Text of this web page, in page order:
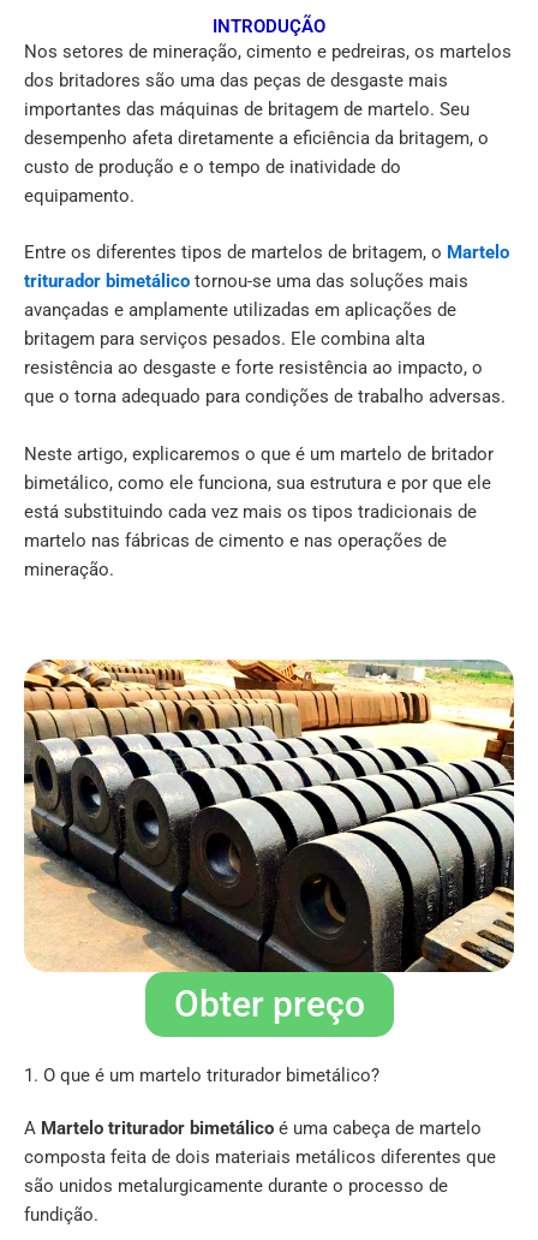
INTRODUÇÃO
Nos setores de mineração, cimento e pedreiras, os martelos
dos britadores são uma das peças de desgaste mais
importantes das máquinas de britagem de martelo. Seu
desempenho afeta diretamente a eficiência da britagem, o
custo de produção e o tempo de inatividade do
equipamento.
Entre os diferentes tipos de martelos de britagem, o Martelo
triturador bimetálico tornou-se uma das soluções mais
avançadas e amplamente utilizadas em aplicações de
britagem para serviços pesados. Ele combina alta
resistência ao desgaste e forte resistência ao impacto, o
que o torna adequado para condições de trabalho adversas.
Neste artigo, explicaremos o que é um martelo de britador
bimetálico, como ele funciona, sua estrutura e por que ele
está substituindo cada vez mais os tipos tradicionais de
martelo nas fábricas de cimento e nas operações de
mineração.
Obter preço
1. O que é um martelo triturador bimetálico?
A Martelo triturador bimetálico é uma cabeça de martelo
composta feita de dois materiais metálicos diferentes que
são unidos metalurgicamente durante o processo de
fundição.